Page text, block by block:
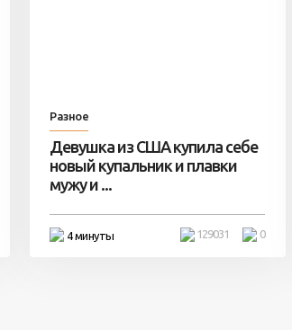
Разное
Девушка из США купила себе
новый купальник и плавки
мужу и ...
4 минуты 0
129031